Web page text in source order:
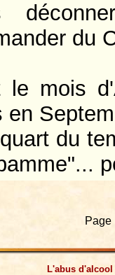
du
le mois
en
du
Page
L'abus